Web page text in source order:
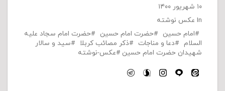
۱۰ شهریور ۱۴۰۰
In عکس نوشته
امام حسین
حضرت امام حسین
حضرت امام سجاد علیه
السلام
دعا و مناجات ذکر مصائب کربلا
سید و سالار
شهیدان حضرت امام حسین
عکس-نوشته